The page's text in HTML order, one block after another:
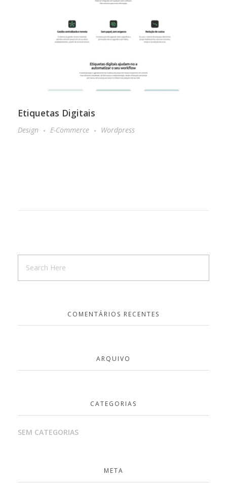
Etiquetas Digitais
Design E-Commerce Wordpress
COMENTÁRIOS RECENTES
ARQUIVO
CATEGORIAS
SEM CATEGORIAS
META